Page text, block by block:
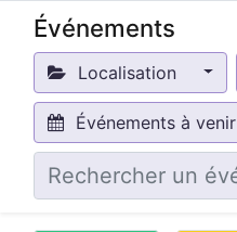
Événements
Localisation
Événements à venir